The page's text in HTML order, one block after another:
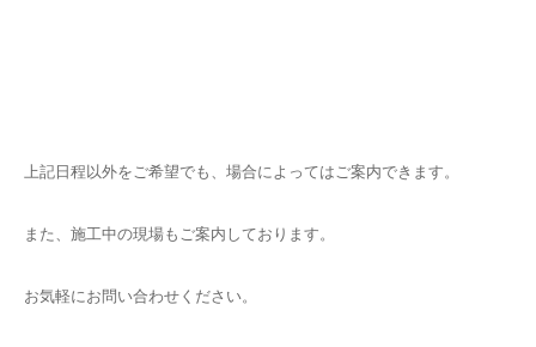
上記日程以外をご希望でも、場合によってはご案内できます。
また、施工中の現場もご案内しております。
お気軽にお問い合わせください。